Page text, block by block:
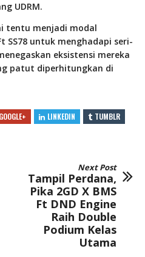
UDRM.
tentu menjadi modal
SS78 untuk menghadapi seri-
eksistensi mereka
patut diperhitungkan di
GOOGLE+ LINKEDIN
TUMBLR
Next Post
Tampil Perdana,
Pika 2GD X BMS
Ft DND Engine
Raih Double
Podium Kelas
Utama